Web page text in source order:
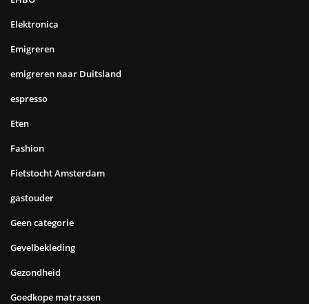
Elektronica
Emigreren
emigreren naar Duitsland
espresso
Eten
Fashion
Fietstocht Amsterdam
gastouder
Geen categorie
Gevelbekleding
Gezondheid
Goedkope matrassen